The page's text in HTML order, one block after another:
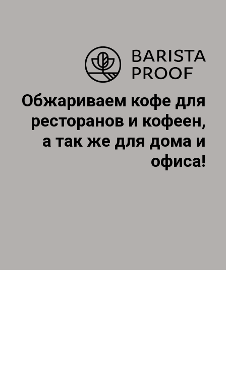
Обжариваем кофе для
ресторанов и кофеен,
а так же для дома и
офиса!